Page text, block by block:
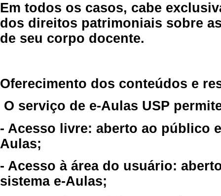
Em todos os casos, cabe
dos direitos patrimoniais sobre
de seu corpo docente.
Oferecimento dos conteúdos e
O serviço de e-Aulas USP
- Acesso livre: aberto ao público
Aulas;
- Acesso à área do usuário:
sistema e-Aulas;